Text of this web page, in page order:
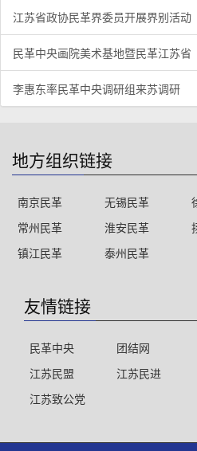
江苏省政协民革界委员开展界别活动
民革中央画院美术基地暨民革江苏省
李惠东率民革中央调研组来苏调研
地方组织链接
南京民革 无锡民革
常州民革
淮安民革
镇江民革
泰州民革
友情链接
民革中央 团结网
江苏民盟
江苏民进
江苏致公党